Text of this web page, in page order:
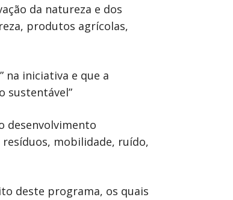
da natureza e dos
produtos agrícolas,
na iniciativa e que a
sustentável”
desenvolvimento
mobilidade, ruído,
deste programa, os quais